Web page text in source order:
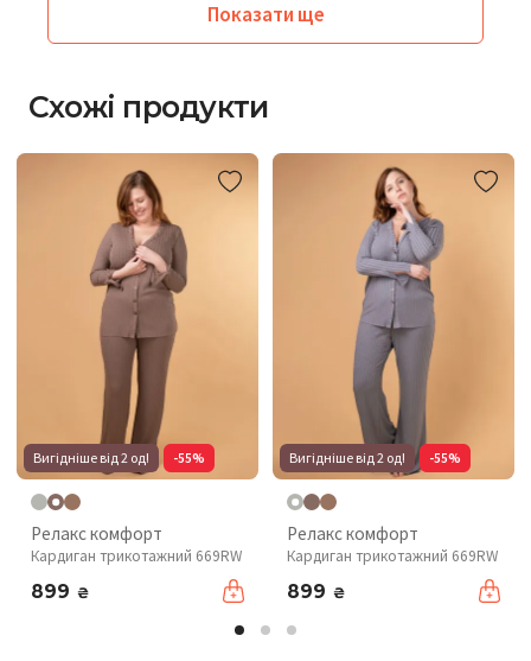
Показати ще
Схожі продукти
Вигідніше від 2 од! -55%
Релакс комфорт
Кардиган трикотажний 669RW
899 ₴
Вигідніше від 2 од! -55%
Релакс комфорт
Кардиган трикотажний 669RW
899 ₴